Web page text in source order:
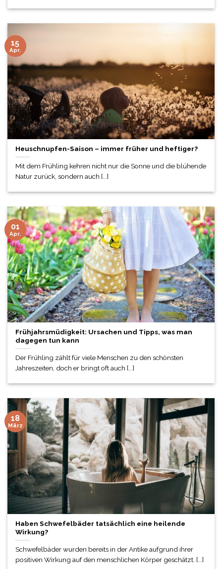
Heuschnupfen-Saison – immer früher und heftiger?
Mit dem Frühling kehren nicht nur die Sonne und die blühende
Natur zurück, sondern auch [...]
15
Apr.
Frühjahrsmüdigkeit: Ursachen und Tipps, was man
dagegen tun kann
Der Frühling zählt für viele Menschen zu den schönsten
Jahreszeiten, doch er bringt oft auch [...]
01
Apr.
Haben Schwefelbäder tatsächlich eine heilende
Wirkung?
Schwefelbäder wurden bereits in der Antike aufgrund ihrer
positiven Wirkung auf den menschlichen Körper geschätzt. [...]
18
März